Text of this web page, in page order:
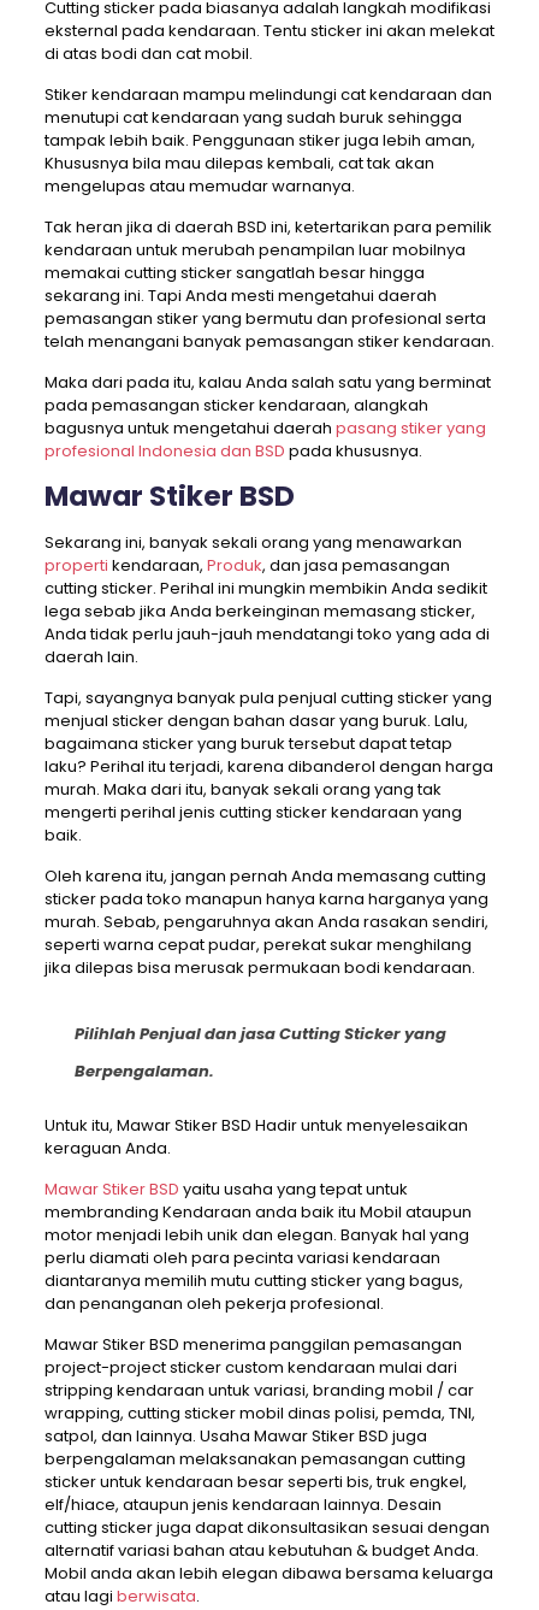
Cutting sticker pada biasanya adalah langkah modifikasi
eksternal pada kendaraan. Tentu sticker ini akan melekat
di atas bodi dan cat mobil.
Stiker kendaraan mampu melindungi cat kendaraan dan
menutupi cat kendaraan yang sudah buruk sehingga
tampak lebih baik. Penggunaan stiker juga lebih aman,
Khususnya bila mau dilepas kembali, cat tak akan
mengelupas atau memudar warnanya.
Tak heran jika di daerah BSD ini, ketertarikan para pemilik
kendaraan untuk merubah penampilan luar mobilnya
memakai cutting sticker sangatlah besar hingga
sekarang ini. Tapi Anda mesti mengetahui daerah
pemasangan stiker yang bermutu dan profesional serta
telah menangani banyak pemasangan stiker kendaraan.
Maka dari pada itu, kalau Anda salah satu yang berminat
pada pemasangan sticker kendaraan, alangkah
bagusnya untuk mengetahui daerah pasang stiker yang
profesional Indonesia dan BSD pada khususnya.
Mawar Stiker BSD
Sekarang ini, banyak sekali orang yang menawarkan
properti kendaraan, Produk, dan jasa pemasangan
cutting sticker. Perihal ini mungkin membikin Anda sedikit
lega sebab jika Anda berkeinginan memasang sticker,
Anda tidak perlu jauh-jauh mendatangi toko yang ada di
daerah lain.
Tapi, sayangnya banyak pula penjual cutting sticker yang
menjual sticker dengan bahan dasar yang buruk. Lalu,
bagaimana sticker yang buruk tersebut dapat tetap
laku? Perihal itu terjadi, karena dibanderol dengan harga
murah. Maka dari itu, banyak sekali orang yang tak
mengerti perihal jenis cutting sticker kendaraan yang
baik.
Oleh karena itu, jangan pernah Anda memasang cutting
sticker pada toko manapun hanya karna harganya yang
murah. Sebab, pengaruhnya akan Anda rasakan sendiri,
seperti warna cepat pudar, perekat sukar menghilang
jika dilepas bisa merusak permukaan bodi kendaraan.
Pilihlah Penjual dan jasa Cutting Sticker yang
Berpengalaman.
Untuk itu, Mawar Stiker BSD Hadir untuk menyelesaikan
keraguan Anda.
Mawar Stiker BSD yaitu usaha yang tepat untuk
membranding Kendaraan anda baik itu Mobil ataupun
motor menjadi lebih unik dan elegan. Banyak hal yang
perlu diamati oleh para pecinta variasi kendaraan
diantaranya memilih mutu cutting sticker yang bagus,
dan penanganan oleh pekerja profesional.
Mawar Stiker BSD menerima panggilan pemasangan
project-project sticker custom kendaraan mulai dari
stripping kendaraan untuk variasi, branding mobil / car
wrapping, cutting sticker mobil dinas polisi, pemda, TNI,
satpol, dan lainnya. Usaha Mawar Stiker BSD juga
berpengalaman melaksanakan pemasangan cutting
sticker untuk kendaraan besar seperti bis, truk engkel,
elf/hiace, ataupun jenis kendaraan lainnya. Desain
cutting sticker juga dapat dikonsultasikan sesuai dengan
alternatif variasi bahan atau kebutuhan & budget Anda.
Mobil anda akan lebih elegan dibawa bersama keluarga
atau lagi berwisata.